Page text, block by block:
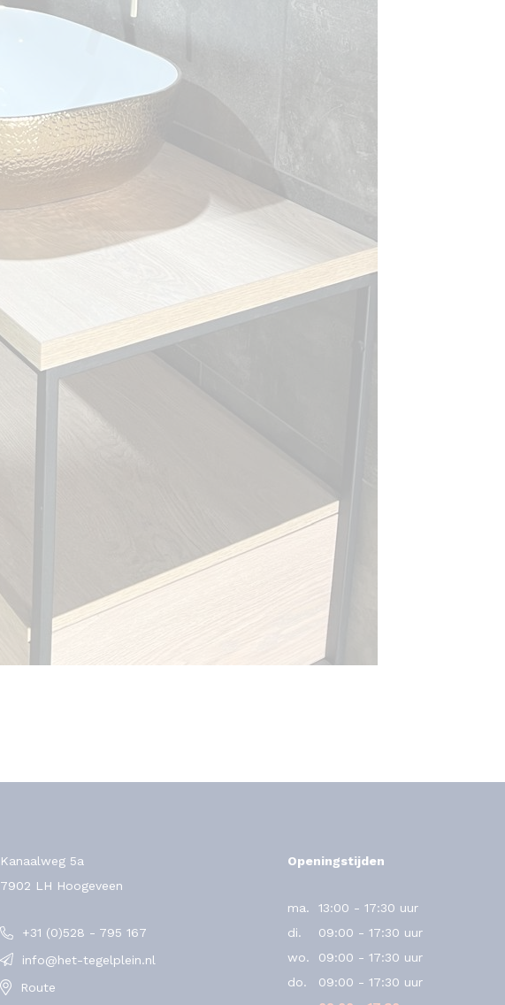
Kanaalweg 5a
7902 LH Hoogeveen
+31 (0)528 - 795 167
info@het-tegelplein.nl
Route
Openingstijden
ma.
13:00 - 17:30 uur
di.
09:00 - 17:30 uur
wo.
09:00 - 17:30 uur
do.
09:00 - 17:30 uur